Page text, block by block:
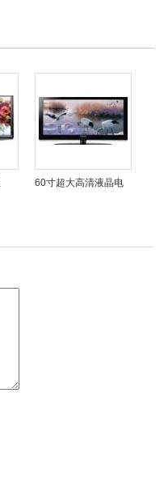
60寸超大高清液晶电视